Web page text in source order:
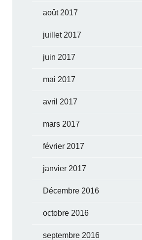
août 2017
juillet 2017
juin 2017
mai 2017
avril 2017
mars 2017
février 2017
janvier 2017
Décembre 2016
octobre 2016
septembre 2016